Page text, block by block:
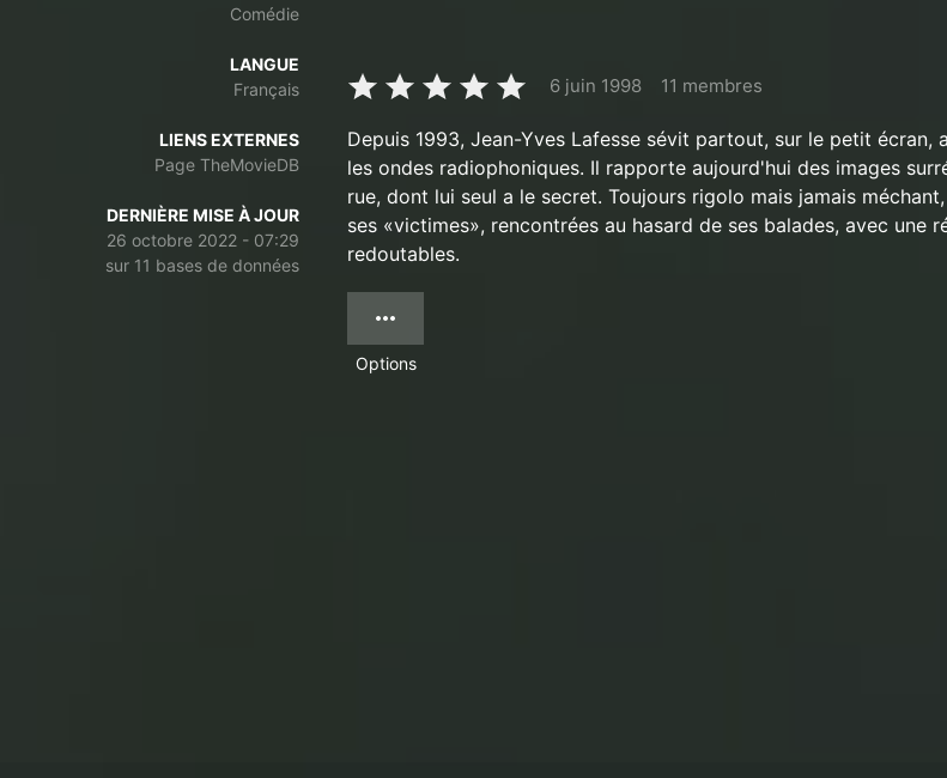
Comédie
LANGUE
Français
LIENS EXTERNES
Page TheMovieDB
DERNIÈRE MISE À JOUR
26 octobre 2022 - 07:29
sur 11 bases de données
6 juin 1998 11 membres
Depuis 1993, Jean-Yves Lafesse sévit partout, sur le petit écran,
les ondes radiophoniques. Il rapporte aujourd'hui des images
rue, dont lui seul a le secret. Toujours rigolo mais jamais
ses «victimes», rencontrées au hasard de ses balades, avec une
redoutables.
Options